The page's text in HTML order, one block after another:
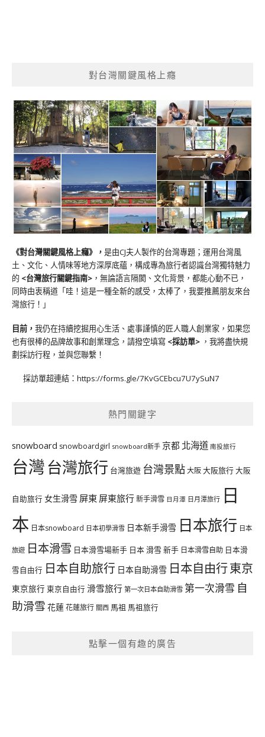
對台灣關鍵風格上癮
《對台灣關鍵風格上癮》 ， 是由CJ夫人製作的台灣專題；運用台灣風
土、文化、人情味等地方深厚底蘊，構成專為旅行者認識台灣獨特魅力
的 <台灣旅行關鍵指南> ，無論語言隔閡、文化背景，都能心動不已，
同時由衷稱道「哇！這是一種全新的感受，太棒了，我要推薦朋友來台
灣旅行！」
目前， 我仍在持續挖掘用心生活、處事謹慎的匠人職人創業家，如果您
也有很棒的品牌故事和創業理念，請撥空填寫 <採訪單> ，我將盡快規
劃採訪行程，並與您聯繫！
採訪單超連結： https://forms.gle/7KvGCEbcu7U7ySuN7
熱門關鍵字
snowboard snowboardgirl snowboard新手 京都 北海道 南投旅行
台灣台灣旅行 台灣旅遊 台灣景點大阪大阪旅行大阪
自助旅行 女生滑雪 屏東 屏東旅行新手滑雪 日月潭 日月潭旅行 日
本 日本snowboard 日本初學滑雪 日本新手滑雪 日本旅行 日本
旅遊 日本滑雪 日本滑雪場新手 日本 滑雪 新手 日本滑雪自助 日本滑
雪自由行 日本自助旅行 日本自助滑雪 日本自由行東京
東京旅行 東京自由行 滑雪旅行 第一次日本自助滑雪 第一次滑雪 自
助滑雪 花蓮花蓮旅行 關西 馬祖 馬祖旅行
點擊一個有趣的廣告